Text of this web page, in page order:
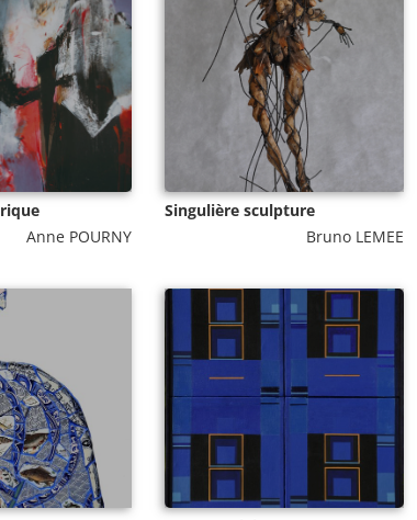
Anne POURNY
Singulière sculpture
Bruno LEMEE